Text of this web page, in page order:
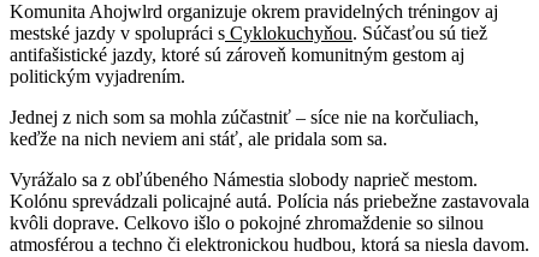
Komunita Ahojwlrd organizuje okrem pravidelných tréningov aj
mestské jazdy v spolupráci s Cyklokuchyňou. Súčasťou sú tiež
antifašistické jazdy, ktoré sú zároveň komunitným gestom aj
politickým vyjadrením.
Jednej z nich som sa mohla zúčastniť – síce nie na korčuliach,
keďže na nich neviem ani stáť, ale pridala som sa.
Vyrážalo sa z obľúbeného Námestia slobody naprieč mestom.
Kolónu sprevádzali policajné autá. Polícia nás priebežne zastavovala
kvôli doprave. Celkovo išlo o pokojné zhromaždenie so silnou
atmosférou a techno či elektronickou hudbou, ktorá sa niesla davom.